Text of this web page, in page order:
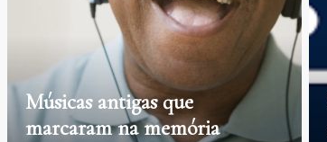
Músicas antigas que
marcaram na memória